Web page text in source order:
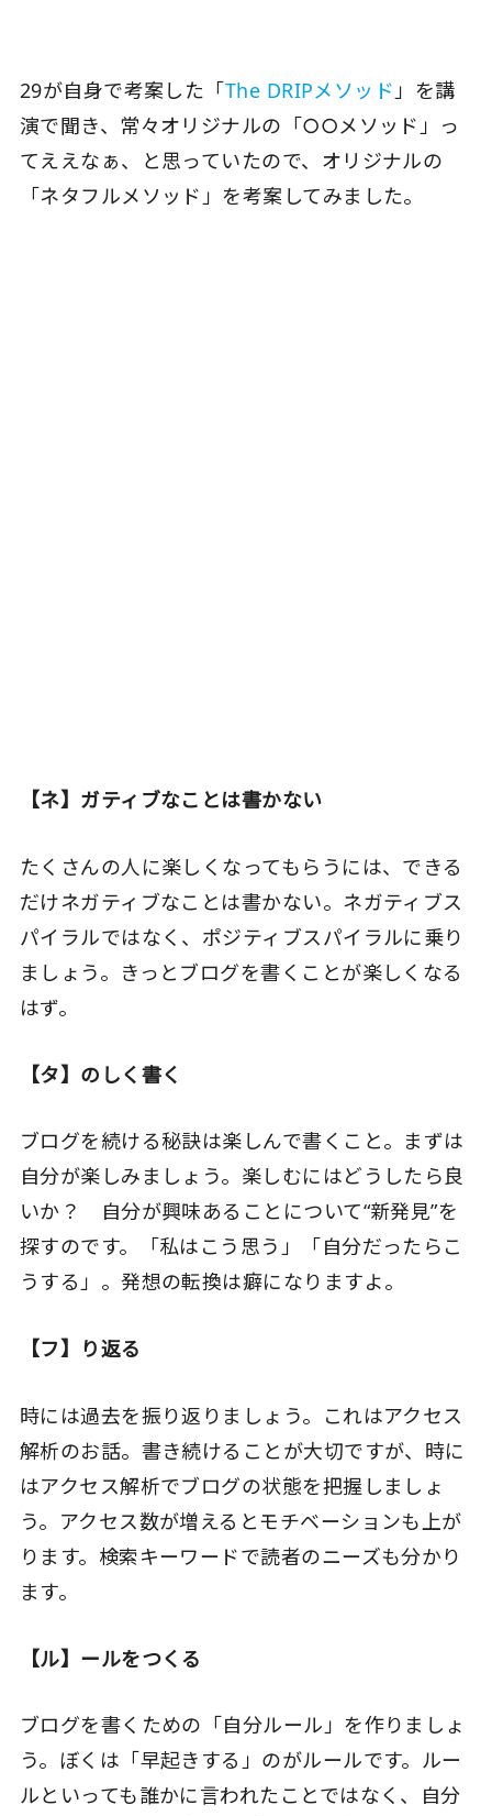
29が自身で考案した「The DRIPメソッド 」を講
演で聞き、常々オリジナルの「○○メソッド」っ
てええなぁ、と思っていたので、オリジナルの
「ネタフルメソッド」を考案してみました。
【ネ】ガティブなことは書かない
たくさんの人に楽しくなってもらうには、できる
だけネガティブなことは書かない。ネガティブス
パイラルではなく、ポジティブスパイラルに乗り
ましょう。きっとブログを書くことが楽しくなる
はず。
【タ】のしく書く
ブログを続ける秘訣は楽しんで書くこと。まずは
自分が楽しみましょう。楽しむにはどうしたら良
いか？ 自分が興味あることについて“新発見”を
探すのです。「私はこう思う」「自分だったらこ
うする」。発想の転換は癖になりますよ。
【フ】り返る
時には過去を振り返りましょう。これはアクセス
解析のお話。書き続けることが大切ですが、時に
はアクセス解析でブログの状態を把握しましょ
う。アクセス数が増えるとモチベーションも上が
ります。検索キーワードで読者のニーズも分かり
ます。
【ル】ールをつくる
ブログを書くための「自分ルール」を作りましょ
う。ぼくは「早起きする」のがルールです。ルー
ルといっても誰かに言われたことではなく、自分